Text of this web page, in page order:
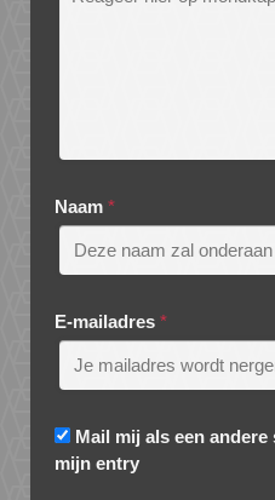
Naam *
E-mailadres *
Mail mij als een
mijn entry